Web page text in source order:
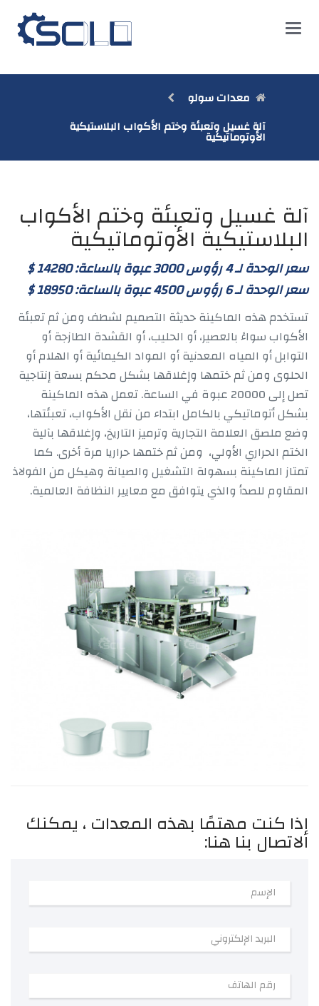
Main
Menu
معدات سولو
آلة غسيل وتعبئة وختم الأكواب البلاستيكية
الأوتوماتيكية
آلة غسيل وتعبئة وختم الأكواب
البلاستيكية الأوتوماتيكية
سعر الوحدة لـ 4 رؤوس 3000 عبوة بالساعة:
$ 14280
سعر الوحدة لـ 6 رؤوس 4500 عبوة بالساعة:
$ 18950
تستخدم هذه الماكينة حديثة التصميم لشطف ومن ثم تعبئة
الأكواب سواءً بالعصير، أو الحليب، أو القشدة الطازجة أو
التوابل أو المياه المعدنية أو المواد الكيمائية أو الهلام أو
الحلوى ومن ثم ختمها وإغلاقها بشكل محكم بسعة إنتاجية
تصل إلى 20000 عبوة في الساعة. تعمل هذه الماكينة
بشكل أتوماتيكي بالكامل ابتداء من نقل الأكواب، تعبئتها،
وضع ملصق العلامة التجارية وترميز التاريخ، وإغلاقها بآلية
الختم الحراري الأولي، ومن ثم ختمها حراريا مرة أخرى. كما
تمتاز الماكينة بسهولة التشغيل والصيانة وهيكل من الفولاذ
المقاوم للصدأ والذي يتوافق مع معايير النظافة العالمية.
إذا كنت مهتمًا بهذه المعدات ، يمكنك
الاتصال بنا هنا: